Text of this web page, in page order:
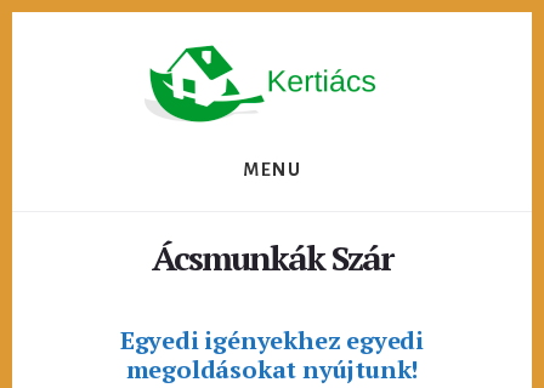
MENU
Ácsmunkák Szár
Egyedi igényekhez egyedi
megoldásokat nyújtunk!